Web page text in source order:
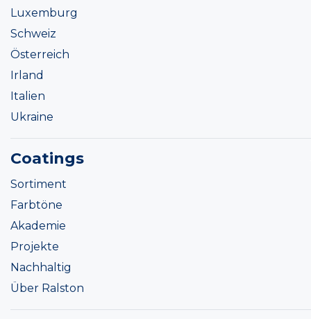
Luxemburg
Schweiz
Österreich
Irland
Italien
Ukraine
Coatings
Sortiment
Farbtöne
Akademie
Projekte
Nachhaltig
Über Ralston